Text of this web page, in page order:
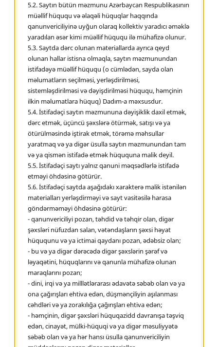
5.2. Saytın bütün məzmunu Azərbaycan Respublikasının
müəllif hüququ və əlaqəli hüquqlar haqqında
qanunvericiliyinə uyğun olaraq kollektiv yaradıcı əməklə
yaradılan əsər kimi müəllif hüququ ilə mühafizə olunur.
5.3. Saytda dərc olunan materiallarda ayrıca qeyd
olunan hallar istisna olmaqla, saytın məzmunundan
istifadəyə müəllif hüququ (o cümlədən, sayda olan
məlumatların seçilməsi, yerləşdirilməsi,
sistemləşdirilməsi və dəyişdirilməsi hüququ, həmçinin
ilkin məlumatlara hüquq) Dadım-a məxsusdur.
5.4. İstifadəçi saytın məzmununa dəyişiklik daxil etmək,
dərc etmək, üçüncü şəxslərə ötürmək, satışı və ya
ötürülməsində iştirak etmək, törəmə məhsullar
yaratmaq və ya digər üsulla saytın məzmunundan tam
və ya qismən istifadə etmək hüququna malik deyil.
5.5. İstifadəçi saytı yalnız qanuni məqsədlərlə istifadə
etməyi öhdəsinə götürür.
5.6. İstifadəçi saytda aşağıdakı xarakterə malik istənilən
materialları yerləşdirməyi və sayt vasitəsilə harasa
göndərməməyi öhdəsinə götürür:
- qanunvericiliyi pozan, təhdid və təhqir olan, digər
şəxsləri nüfuzdan salan, vətəndaşların şəxsi həyat
hüququnu və ya ictimai qaydanı pozan, ədəbsiz olan;
- bu və ya digər dərəcədə digər şəxslərin şərəf və
ləyaqətini, hüquqlarını və qanunla mühafizə olunan
maraqlarını pozan;
- dini, irqi və ya milllətlərarası ədavətə səbəb olan və ya
ona çağırışları ehtiva edən, düşmənçiliyin aşılanması
cəhdləri və ya zorakılığa çağırışları ehtiva edən;
- həmçinin, digər şəxsləri hüquqazidd davranışa təşviq
edən, cinayət, mülki-hüquqi və ya digər məsuliyyətə
səbəb olan və ya hər hansı üsulla qanunvericiliyin